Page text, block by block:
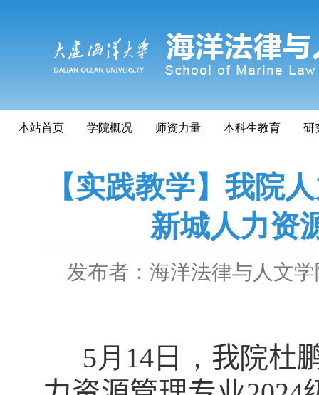
本站首页 学院概况 师资力量 本科生教育 研
【实践教学】我院
新城人力资
发布者：海洋法律与人文
5月 14 日， 我院杜